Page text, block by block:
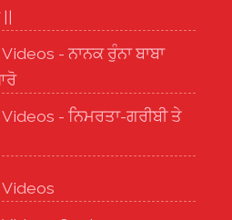
- ਨਾਨਕ ਰੁੰਨਾ ਬਾਬਾ
- ਨਿਮਰਤਾ-ਗਰੀਬੀ ਤੇ